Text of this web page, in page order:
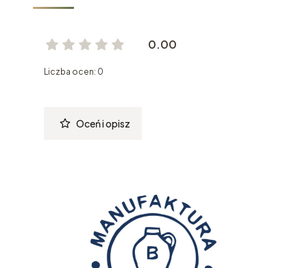
0.00
Liczba ocen: 0
Oceń i opisz